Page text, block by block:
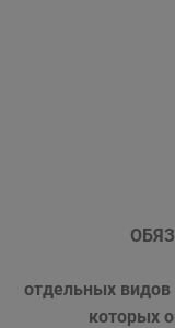
отдельных видов
которых